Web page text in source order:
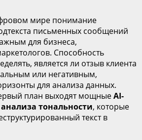
мире понимание
письменных сообщений
для бизнеса,
Способность
является ли отзыв клиента
или негативным,
для анализа данных.
план выходят мощныеAI-
тональности, которые
текст в